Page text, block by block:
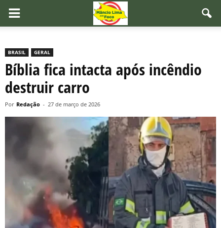
BRASIL GERAL
Bíblia fica intacta após incêndio
destruir carro
Por Redação - 27 de março de 2026